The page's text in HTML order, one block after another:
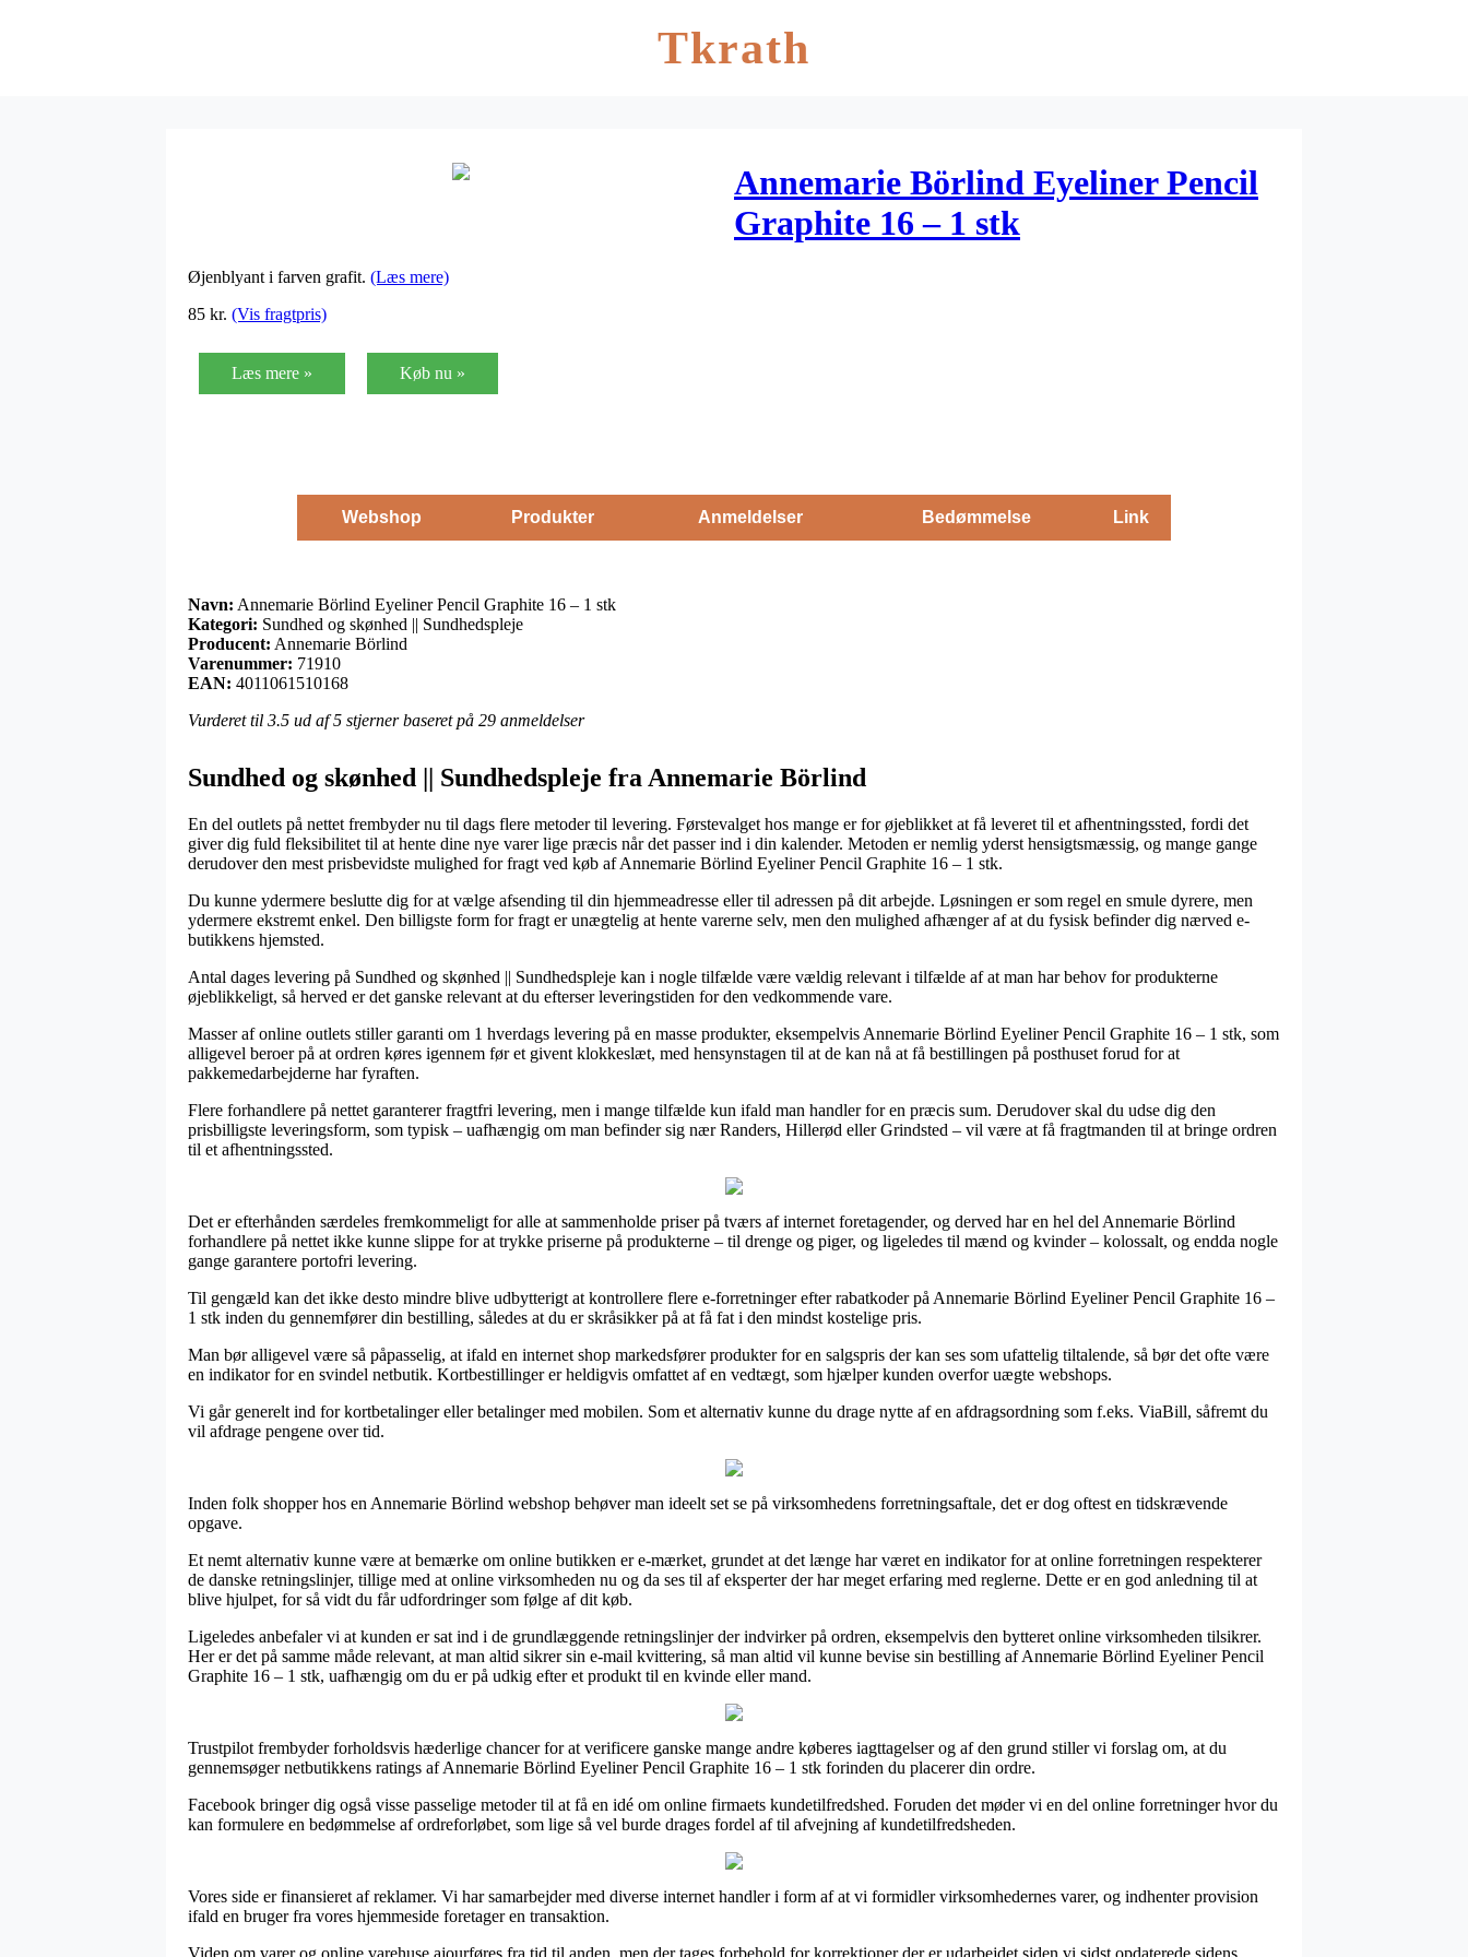
Tkrath
Annemarie Börlind Eyeliner Pencil
Graphite 16 – 1 stk
Øjenblyant i farven grafit. (Læs mere)
85 kr. (Vis fragtpris)
Læs mere » Køb nu »
Webshop Produkter Anmeldelser Bedømmelse Link
Navn: Annemarie Börlind Eyeliner Pencil Graphite 16 – 1 stk
Kategori: Sundhed og skønhed || Sundhedspleje
Producent: Annemarie Börlind
Varenummer: 71910
EAN: 4011061510168
Vurderet til 3.5 ud af 5 stjerner baseret på 29 anmeldelser
Sundhed og skønhed || Sundhedspleje fra Annemarie Börlind
En del outlets på nettet frembyder nu til dags flere metoder til levering. Førstevalget hos mange er for øjeblikket at få leveret til et afhentningssted, fordi det
giver dig fuld fleksibilitet til at hente dine nye varer lige præcis når det passer ind i din kalender. Metoden er nemlig yderst hensigtsmæssig, og mange gange
derudover den mest prisbevidste mulighed for fragt ved køb af Annemarie Börlind Eyeliner Pencil Graphite 16 – 1 stk.
Du kunne ydermere beslutte dig for at vælge afsending til din hjemmeadresse eller til adressen på dit arbejde. Løsningen er som regel en smule dyrere, men
ydermere ekstremt enkel. Den billigste form for fragt er unægtelig at hente varerne selv, men den mulighed afhænger af at du fysisk befinder dig nærved e-
butikkens hjemsted.
Antal dages levering på Sundhed og skønhed || Sundhedspleje kan i nogle tilfælde være vældig relevant i tilfælde af at man har behov for produkterne
øjeblikkeligt, så herved er det ganske relevant at du efterser leveringstiden for den vedkommende vare.
Masser af online outlets stiller garanti om 1 hverdags levering på en masse produkter, eksempelvis Annemarie Börlind Eyeliner Pencil Graphite 16 – 1 stk, som
alligevel beroer på at ordren køres igennem før et givent klokkeslæt, med hensynstagen til at de kan nå at få bestillingen på posthuset forud for at
pakkemedarbejderne har fyraften.
Flere forhandlere på nettet garanterer fragtfri levering, men i mange tilfælde kun ifald man handler for en præcis sum. Derudover skal du udse dig den
prisbilligste leveringsform, som typisk – uafhængig om man befinder sig nær Randers, Hillerød eller Grindsted – vil være at få fragtmanden til at bringe ordren
til et afhentningssted.
Det er efterhånden særdeles fremkommeligt for alle at sammenholde priser på tværs af internet foretagender, og derved har en hel del Annemarie Börlind
forhandlere på nettet ikke kunne slippe for at trykke priserne på produkterne – til drenge og piger, og ligeledes til mænd og kvinder – kolossalt, og endda nogle
gange garantere portofri levering.
Til gengæld kan det ikke desto mindre blive udbytterigt at kontrollere flere e-forretninger efter rabatkoder på Annemarie Börlind Eyeliner Pencil Graphite 16 –
1 stk inden du gennemfører din bestilling, således at du er skråsikker på at få fat i den mindst kostelige pris.
Man bør alligevel være så påpasselig, at ifald en internet shop markedsfører produkter for en salgspris der kan ses som ufattelig tiltalende, så bør det ofte være
en indikator for en svindel netbutik. Kortbestillinger er heldigvis omfattet af en vedtægt, som hjælper kunden overfor uægte webshops.
Vi går generelt ind for kortbetalinger eller betalinger med mobilen. Som et alternativ kunne du drage nytte af en afdragsordning som f.eks. ViaBill, såfremt du
vil afdrage pengene over tid.
Inden folk shopper hos en Annemarie Börlind webshop behøver man ideelt set se på virksomhedens forretningsaftale, det er dog oftest en tidskrævende
opgave.
Et nemt alternativ kunne være at bemærke om online butikken er e-mærket, grundet at det længe har været en indikator for at online forretningen respekterer
de danske retningslinjer, tillige med at online virksomheden nu og da ses til af eksperter der har meget erfaring med reglerne. Dette er en god anledning til at
blive hjulpet, for så vidt du får udfordringer som følge af dit køb.
Ligeledes anbefaler vi at kunden er sat ind i de grundlæggende retningslinjer der indvirker på ordren, eksempelvis den bytteret online virksomheden tilsikrer.
Her er det på samme måde relevant, at man altid sikrer sin e-mail kvittering, så man altid vil kunne bevise sin bestilling af Annemarie Börlind Eyeliner Pencil
Graphite 16 – 1 stk, uafhængig om du er på udkig efter et produkt til en kvinde eller mand.
Trustpilot frembyder forholdsvis hæderlige chancer for at verificere ganske mange andre køberes iagttagelser og af den grund stiller vi forslag om, at du
gennemsøger netbutikkens ratings af Annemarie Börlind Eyeliner Pencil Graphite 16 – 1 stk forinden du placerer din ordre.
Facebook bringer dig også visse passelige metoder til at få en idé om online firmaets kundetilfredshed. Foruden det møder vi en del online forretninger hvor du
kan formulere en bedømmelse af ordreforløbet, som lige så vel burde drages fordel af til afvejning af kundetilfredsheden.
Vores side er finansieret af reklamer. Vi har samarbejder med diverse internet handler i form af at vi formidler virksomhedernes varer, og indhenter provision
ifald en bruger fra vores hjemmeside foretager en transaktion.
Viden om varer og online varehuse ajourføres fra tid til anden, men der tages forbehold for korrektioner der er udarbejdet siden vi sidst opdaterede sidens